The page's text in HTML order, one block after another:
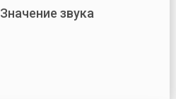
Значение звука